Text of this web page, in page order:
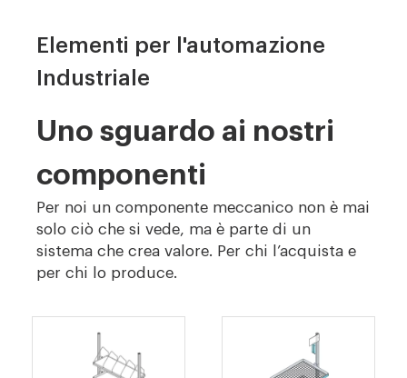
Elementi per l'automazione
Industriale
Uno sguardo ai nostri
componenti
Per noi un componente meccanico non è mai
solo ciò che si vede, ma è parte di un
sistema che crea valore. Per chi l’acquista e
per chi lo produce.